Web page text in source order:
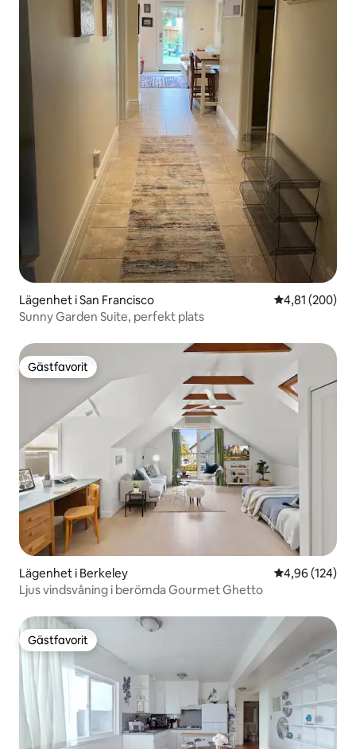
Lägenhet i San Francisco 4,81 av 5 i
4,81 (200)
Sunny Garden Suite, perfekt plats
Gästfavorit
Gästfavorit
Lägenhet i Berkeley 4,96 av 5 i
4,96 (124)
Ljus vindsvåning i berömda Gourmet Ghetto
Gästfavorit
Gästfavorit